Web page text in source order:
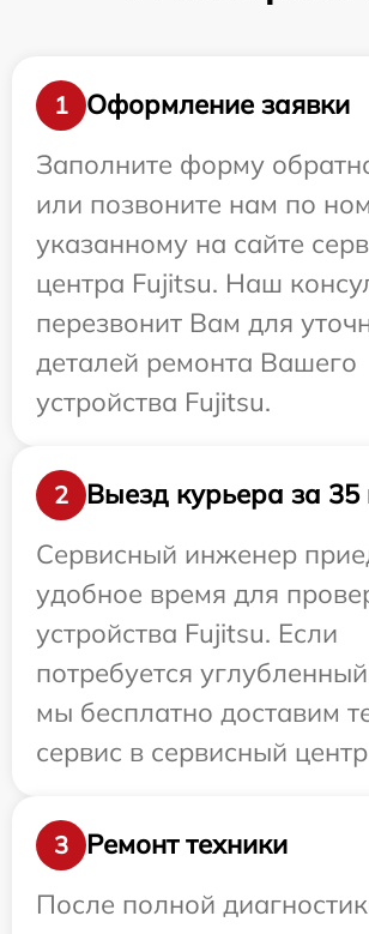
1
Оформление заявки
Заполните форму
или позвоните нам по
указанному на сайте
центра Fujitsu. Наш
перезвонит Вам для
деталей ремонта Вашего
устройства Fujitsu.
2
Выезд курьера за 35
Сервисный инженер
удобное время для
устройства Fujitsu. Если
потребуется
мы бесплатно доставим
сервис в сервисный
3
Ремонт техники
После полной